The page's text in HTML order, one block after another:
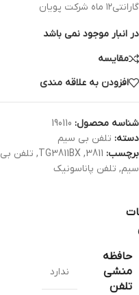
گارانتی۱۲ ماه شرکت پویان
در انبار موجود نمی باشد
مقایسه
افزودن به علاقه مندی
شناسه محصول: 190110
دسته: تلفن بی سیم
برچسب: 3811
,
TG3811BX
, تلفن بی
سیم, تلفن پاناسونیک
حافظه
منشی
تلفن
ندارد